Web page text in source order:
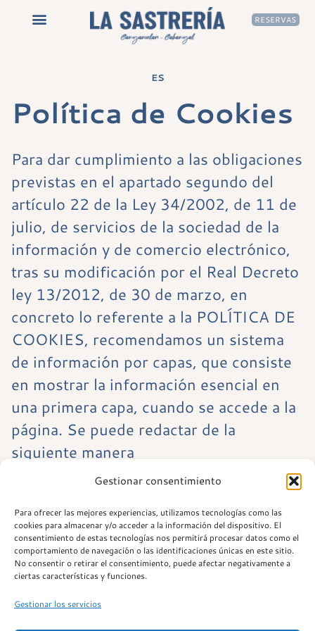
Gestionar consentimiento
Para ofrecer las mejores experiencias, utilizamos tecnologías como las
cookies para almacenar y/o acceder a la información del dispositivo. El
consentimiento de estas tecnologías nos permitirá procesar datos como el
comportamiento de navegación o las identificaciones únicas en este sitio.
No consentir o retirar el consentimiento, puede afectar negativamente a
ciertas características y funciones.
Gestionar los servicios
ES
RESERVAS
Política de Cookies
Para dar cumplimiento a las obligaciones
previstas en el apartado segundo del
artículo 22 de la Ley 34/2002, de 11 de
julio, de servicios de la sociedad de la
información y de comercio electrónico,
tras su modificación por el Real Decreto
ley 13/2012, de 30 de marzo, en
concreto lo referente a la POLÍTICA DE
COOKIES, recomendamos un sistema
de información por capas, que consiste
en mostrar la información esencial en
una primera capa, cuando se accede a la
página. Se puede redactar de la
siguiente manera
De lunes a domingo: 13:00 – 17:00 | 19:30 –
00:30
TEL. 960 83 52 25